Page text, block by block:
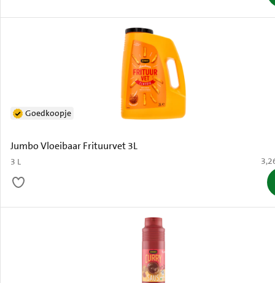
Jumbo Vloeibaar Frituurvet 3L
3 L
Goedkoopje
€